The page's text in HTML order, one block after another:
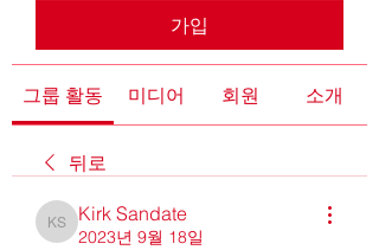
가입
그룹 활동 미디어 회원 소개
뒤로
Kirk Sandate
Kirk Sandate
2023년 9월 18일